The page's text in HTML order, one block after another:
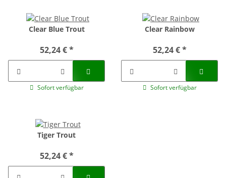
Clear Blue Trout
52,24 €*
Sofort verfügbar
Clear Rainbow
52,24 €*
Sofort verfügbar
Tiger Trout
52,24 €*